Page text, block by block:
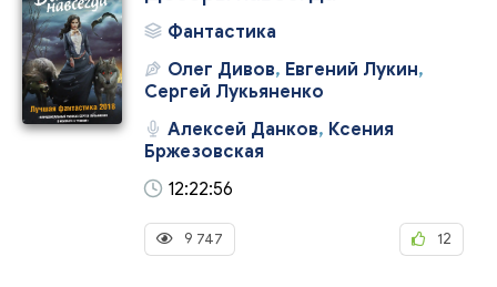
Фантастика
Олег Дивов, Евгений Лукин,
Сергей Лукьяненко
Алексей Данков, Ксения
Бржезовская
12:22:56
9 747 12